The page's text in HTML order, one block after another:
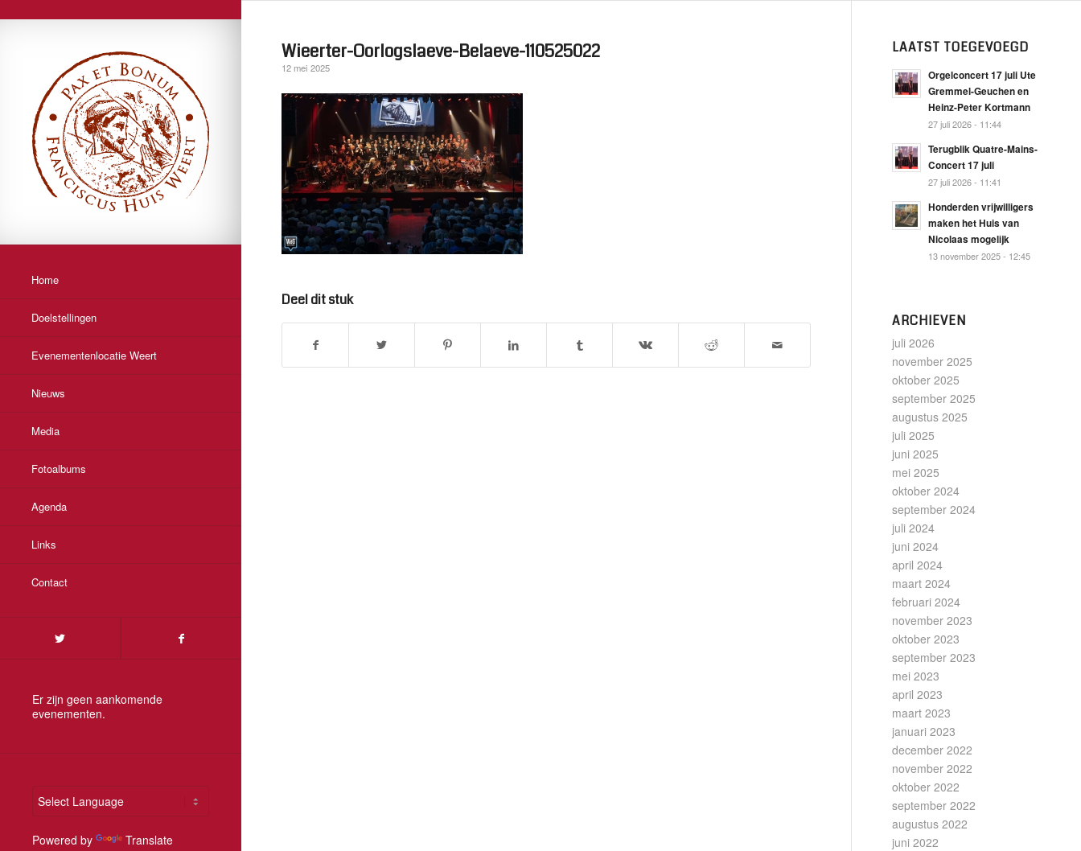
Home
Doelstellingen
Evenementenlocatie Weert
Nieuws
Media
Fotoalbums
Agenda
Links
Contact
Er zijn geen aankomende
evenementen.
Powered by Translate
Wieerter-Oorlogslaeve-Belaeve-110525022
12 mei 2025
Deel dit stuk
LAATST TOEGEVOEGD
Orgelconcert 17 juli Ute
Gremmel-Geuchen en
Heinz-Peter Kortmann
27 juli 2026 - 11:44
Terugblik Quatre-Mains-
Concert 17 juli
27 juli 2026 - 11:41
Honderden vrijwilligers
maken het Huis van
Nicolaas mogelijk
13 november 2025 - 12:45
ARCHIEVEN
juli 2026
november 2025
oktober 2025
september 2025
augustus 2025
juli 2025
juni 2025
mei 2025
oktober 2024
september 2024
juli 2024
juni 2024
april 2024
maart 2024
februari 2024
november 2023
oktober 2023
september 2023
mei 2023
april 2023
maart 2023
januari 2023
december 2022
november 2022
oktober 2022
september 2022
augustus 2022
juni 2022